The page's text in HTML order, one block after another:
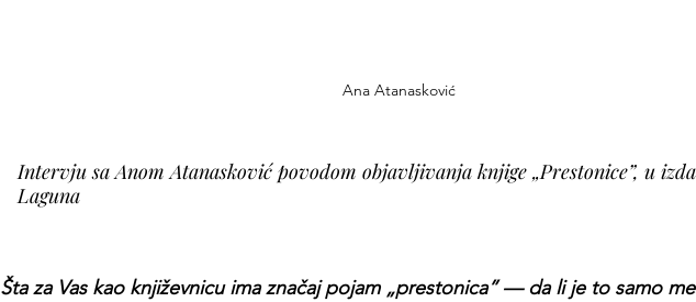
Ana Atanasković
Intervju sa Anom Atanasković povodom objavljivanja knjige „Prestonice”, u
Laguna
Šta za Vas kao književnicu ima značaj pojam „prestonica” — da li je to samo